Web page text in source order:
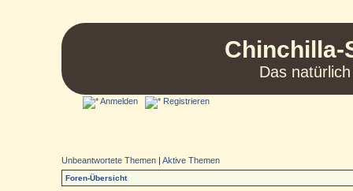
Chinchilla-
Das
Anmelden Registrieren
Unbeantwortete Themen |Aktive Themen
Foren-Übersicht